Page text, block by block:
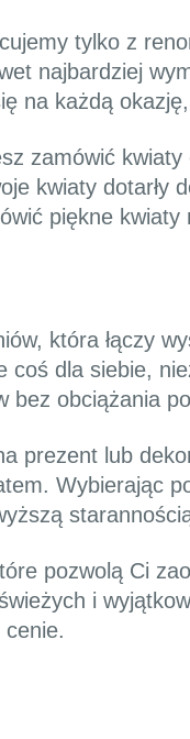
tylko z
najbardziej
na każdą
zamówić
kwiaty dotarły
piękne kwiaty
która łączy
dla siebie,
bez obciążania
prezent lub
Wybierając
pozwolą Ci
i